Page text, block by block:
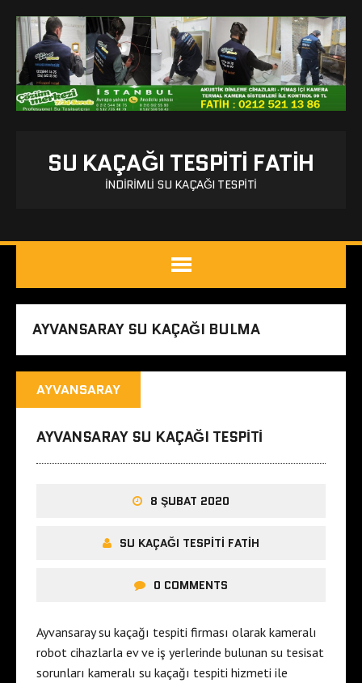
SU KAÇAĞI TESPITI FATIH
İNDIRIMLI SU KAÇAĞI TESPITI
AYVANSARAY SU KAÇAĞI BULMA
AYVANSARAY
AYVANSARAY SU KAÇAĞI TESPITI
8 ŞUBAT 2020
SU KAÇAĞI TESPITI FATIH
0 COMMENTS
Ayvansaray su kaçağı tespiti firması olarak kameralı
robot cihazlarla ev ve iş yerlerinde bulunan su tesisat
sorunları kameralı su kaçağı tespiti hizmeti ile